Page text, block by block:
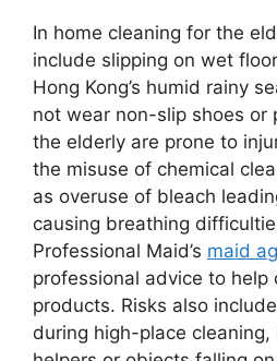
In home cleaning for the
include slipping on wet
Hong Kong’s humid rainy
not wear non-slip shoes or
the elderly are prone to
the misuse of chemical
as overuse of bleach
causing breathing
Professional Maid’s maid
professional advice to help
products. Risks also
during high-place